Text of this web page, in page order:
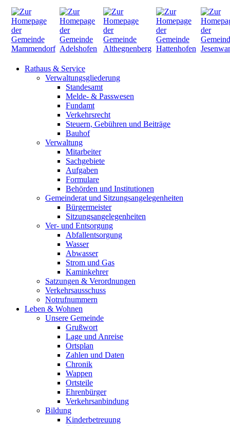
Rathaus & Service
Verwaltungsgliederung
Standesamt
Melde- & Passwesen
Fundamt
Verkehrsrecht
Steuern, Gebühren und Beiträge
Bauhof
Verwaltung
Mitarbeiter
Sachgebiete
Aufgaben
Formulare
Behörden und Institutionen
Gemeinderat und Sitzungsangelegenheiten
Bürgermeister
Sitzungsangelegenheiten
Ver- und Entsorgung
Abfallentsorgung
Wasser
Abwasser
Strom und Gas
Kaminkehrer
Satzungen & Verordnungen
Verkehrsausschuss
Notrufnummern
Leben & Wohnen
Unsere Gemeinde
Grußwort
Lage und Anreise
Ortsplan
Zahlen und Daten
Chronik
Wappen
Ortsteile
Ehrenbürger
Verkehrsanbindung
Bildung
Kinderbetreuung